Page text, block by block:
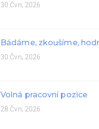
30 Čvn, 2026
Bádáme, zkoušíme,
30 Čvn, 2026
Volná pracovní pozice
28 Čvn, 2026